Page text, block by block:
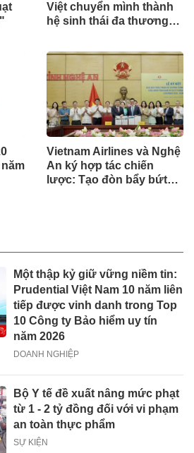
Việt chuyển mình thành
hệ sinh thái đa thương
Vietnam Airlines và Nghệ
An ký hợp tác chiến
lược: Tạo đòn bẩy bứt
Một thập kỷ giữ vững niềm tin:
Prudential Việt Nam 10 năm liên
tiếp được vinh danh trong Top
10 Công ty Bảo hiểm uy tín
năm 2026
DOANH NGHIỆP
Bộ Y tế đề xuất nâng mức phạt
từ 1 - 2 tỷ đồng đối với vi phạm
an toàn thực phẩm
SỰ KIỆN